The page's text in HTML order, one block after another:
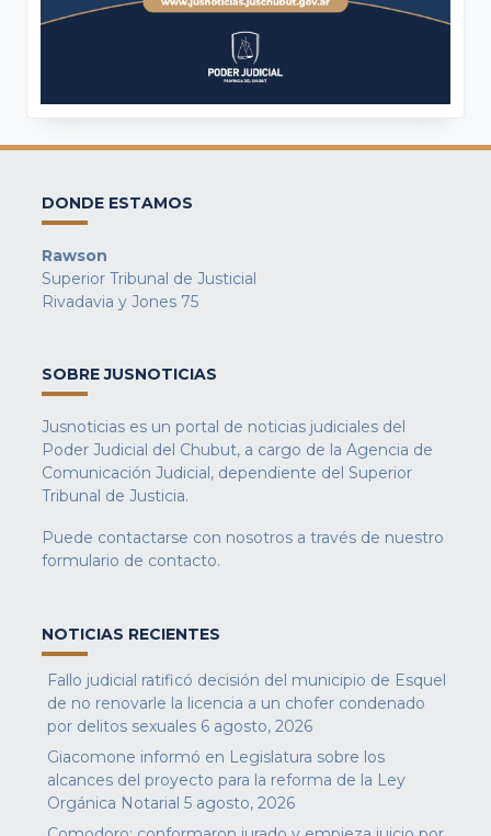
DONDE ESTAMOS
Rawson
Superior Tribunal de Justicial
Rivadavia y Jones 75
SOBRE JUSNOTICIAS
Jusnoticias es un portal de noticias judiciales del
Poder Judicial del Chubut, a cargo de la Agencia de
Comunicación Judicial, dependiente del Superior
Tribunal de Justicia.
Puede contactarse con nosotros a través de nuestro
formulario de contacto.
NOTICIAS RECIENTES
Fallo judicial ratificó decisión del municipio de Esquel
de no renovarle la licencia a un chofer condenado
por delitos sexuales 6 agosto, 2026
Giacomone informó en Legislatura sobre los
alcances del proyecto para la reforma de la Ley
Orgánica Notarial 5 agosto, 2026